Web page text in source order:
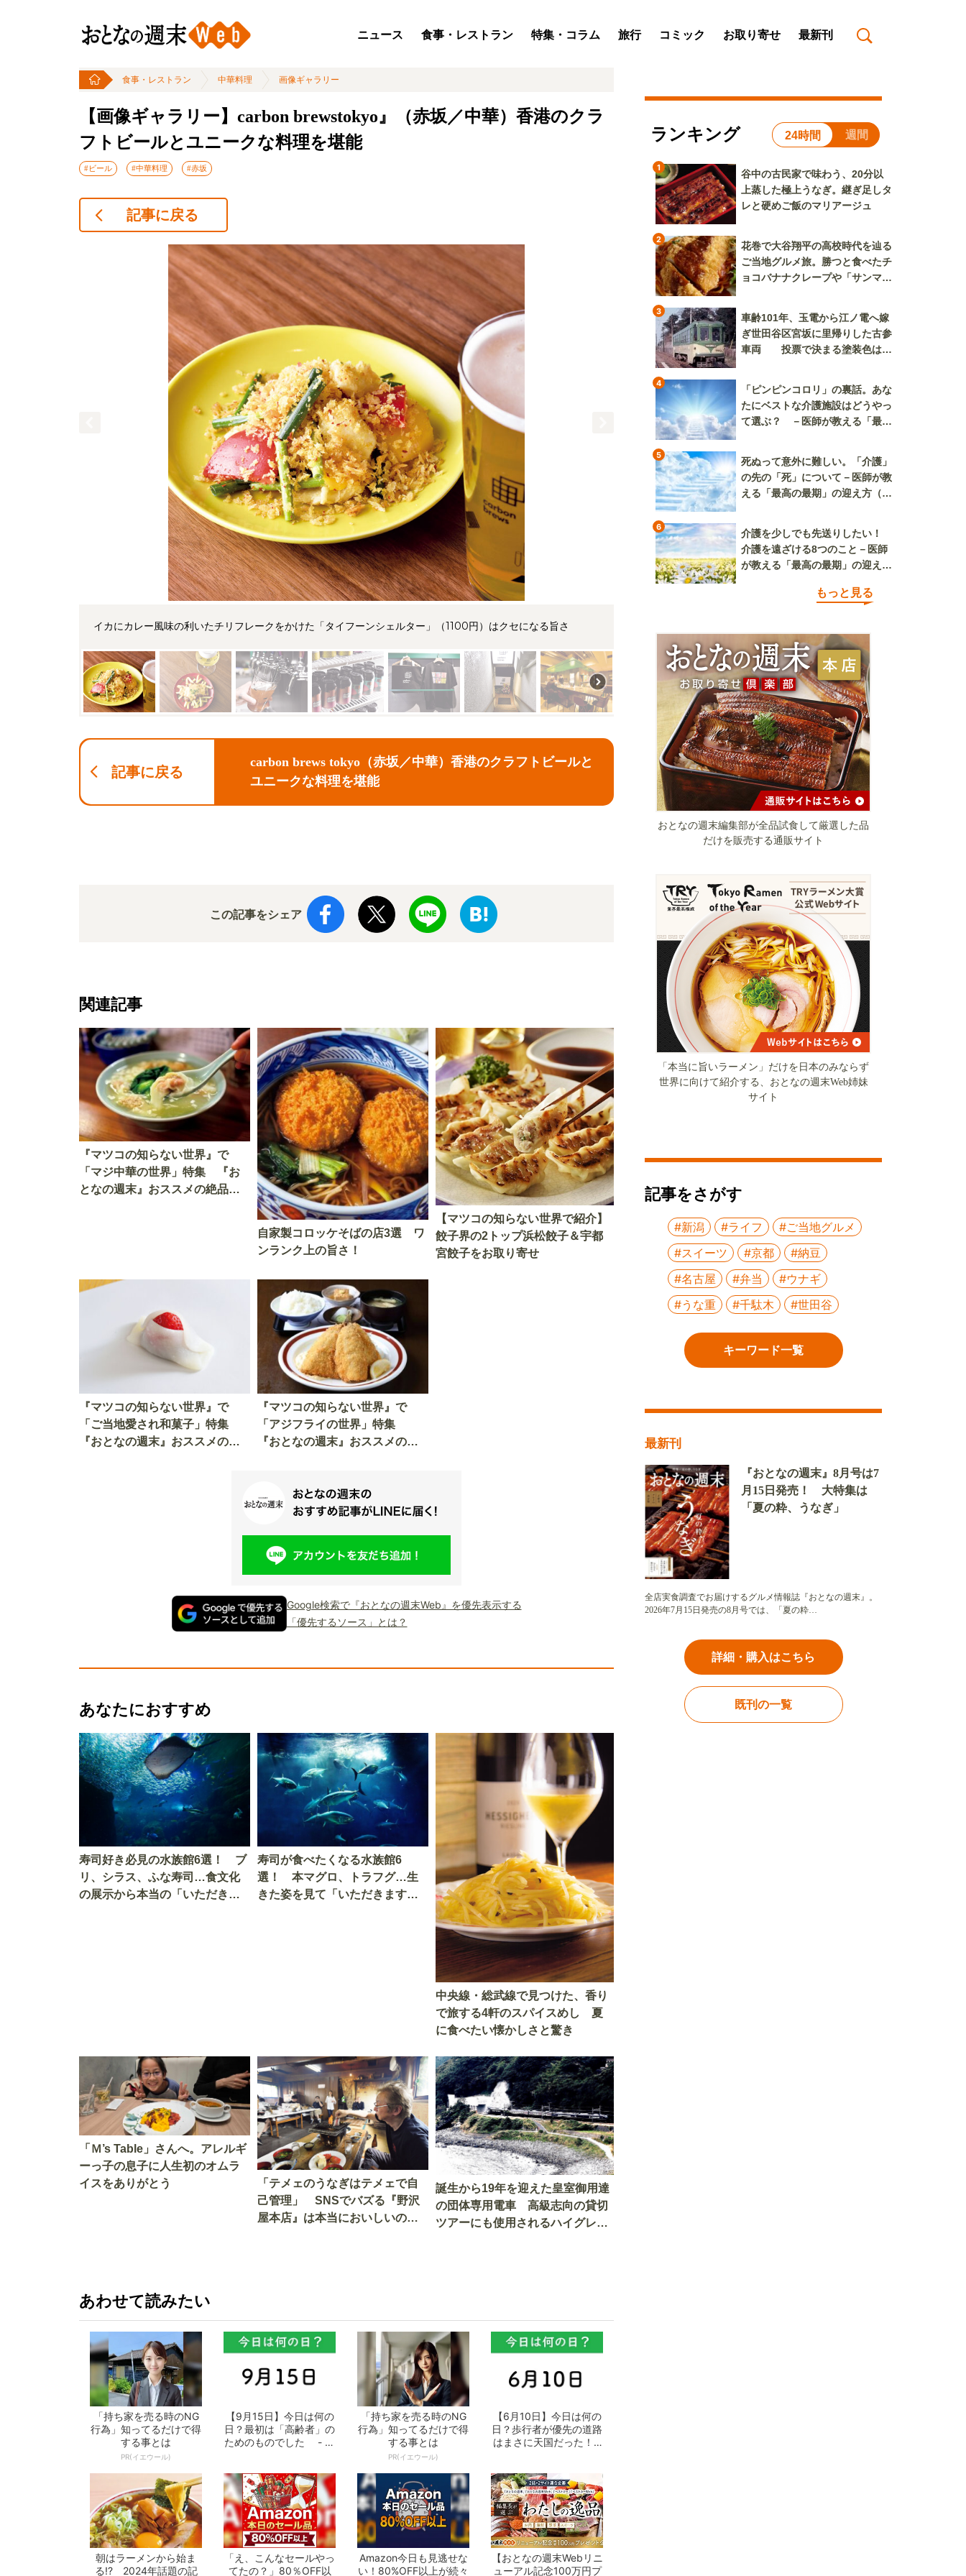
ニュース 食事・レストラン 特集・コラム 旅行 コミック お取り寄せ 最新刊
食事・レストラン 中華料理 画像ギャラリー
【画像ギャラリー】carbon brewstokyo』（赤坂／中華）香港のクラ
フトビールとユニークな料理を堪能
#ビール #中華料理 #赤坂
記事に戻る
イカにカレー風味の利いたチリフレークをかけた「タイフーンシェルター」（1100円）はクセになる旨さ
記事に戻る
carbon brews tokyo（赤坂／中華）香港のクラフトビールと
ユニークな料理を堪能
この記事をシェア
関連記事
『マツコの知らない世界』で
「マジ中華の世界」特集 『お
となの週末』おススメの絶品
自家製コロッケそばの店3選 ワ
ンランク上の旨さ！
【マツコの知らない世界で紹介】
餃子界の2トップ浜松餃子＆宇都
宮餃子をお取り寄せ
『マツコの知らない世界』で
「ご当地愛され和菓子」特集
『おとなの週末』おススメの絶
『マツコの知らない世界』で
「アジフライの世界」特集
『おとなの週末』おススメの絶
Google検索で『おとなの週末Web』を優先表示する
「優先するソース」とは？
あなたにおすすめ
寿司好き必見の水族館6選！ ブ
リ、シラス、ふな寿司…食文化
の展示から本当の「いただきま
寿司が食べたくなる水族館6
選！ 本マグロ、トラフグ…生
きた姿を見て「いただきます」
中央線・総武線で見つけた、香り
で旅する4軒のスパイスめし 夏
に食べたい懐かしさと驚き
「Ｍ’s Table」さんへ。アレルギ
ーっ子の息子に人生初のオムラ
イスをありがとう
「テメェのうなぎはテメェで自
己管理」 SNSでバズる『野沢
屋本店』は本当においしいの
誕生から19年を迎えた皇室御用達
の団体専用電車 高級志向の貸切
ツアーにも使用されるハイグレー
あわせて読みたい
「持ち家を売る時のNG
行為」知ってるだけで得
する事とは
PR(イエウール)
【9月15日】今日は何の
日？最初は「高齢者」の
ためのものでした - お
「持ち家を売る時のNG
行為」知ってるだけで得
する事とは
PR(イエウール)
【6月10日】今日は何の
日？歩行者が優先の道路
はまさに天国だった！ -
朝はラーメンから始ま
る!? 2024年話題の記
「え、こんなセールやっ
てたの？」80％OFF以
Amazon今日も見逃せな
い！80%OFF以上が続々
【おとなの週末Webリニ
ューアル記念100万円プ
ランキング 24時間 週間
1
谷中の古民家で味わう、20分以
上蒸した極上うなぎ。継ぎ足しタ
レと硬めご飯のマリアージュ
2
花巻で大谷翔平の高校時代を辿る
ご当地グルメ旅。勝つと食べたチ
ョコバナナクレープや「サンマー
3
車齢101年、玉電から江ノ電へ嫁
ぎ世田谷区宮坂に里帰りした古参
車両 投票で決まる塗装色は、
4
「ピンピンコロリ」の裏話。あな
たにベストな介護施設はどうやっ
て選ぶ？ －医師が教える「最高
5
死ぬって意外に難しい。「介護」
の先の「死」について－医師が教
える「最高の最期」の迎え方（そ
6
介護を少しでも先送りしたい！
介護を遠ざける8つのこと－医師
が教える「最高の最期」の迎え方
もっと見る
おとなの週末編集部が全品試食して厳選した品
だけを販売する通販サイト
「本当に旨いラーメン」だけを日本のみならず
世界に向けて紹介する、おとなの週末Web姉妹
サイト
記事をさがす
#新潟 #ライフ
#ご当地グルメ
#スイーツ
#京都
#納豆
#名古屋
#弁当
#ウナギ
#うな重
#千駄木 #世田谷
キーワード一覧
最新刊
『おとなの週末』8月号は7
月15日発売！ 大特集は
「夏の粋、うなぎ」
全店実食調査でお届けするグルメ情報誌『おとなの週末』。
2026年7月15日発売の8月号では、「夏の粋…
詳細・購入はこちら
既刊の一覧